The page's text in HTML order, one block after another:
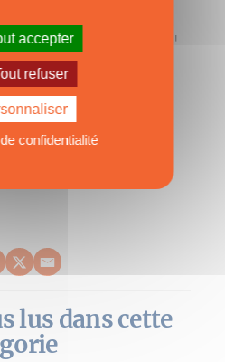
profitez de nombreux avantages !
VOUS
lus dans cette
accepter
refuser
confidentialité